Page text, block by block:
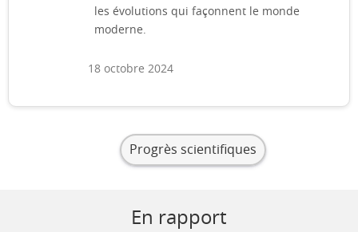
les évolutions qui façonnent le monde
moderne.
18 octobre 2024
Progrès scientifiques
En rapport